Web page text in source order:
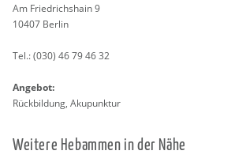
Am Fried­richs­hain 9
10407 Ber­lin
Tel.:(030) 46 79 46 32
An­ge­bot:
Rück­bil­dung, Aku­punk­tur
Wei­te­re Heb­am­men in der Nähe